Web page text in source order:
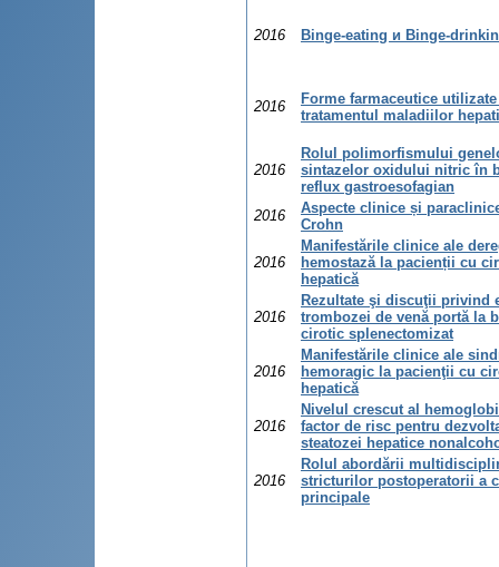
2016 Binge-eating и Binge-
2016
Forme farmaceutice
tratamentul maladiilor
2016
Rolul polimorfismului
sintazelor oxidului nitric în
reflux gastroesofagian
2016
Aspecte clinice și
Crohn
2016
Manifestările clinice ale
hemostază la pacienții cu
hepatică
2016
Rezultate şi discuţii privind
trombozei de venă portă la
cirotic splenectomizat
2016
Manifestările clinice ale
hemoragic la pacienţii cu
hepatică
2016
Nivelul crescut al
factor de risc pentru
steatozei hepatice
2016
Rolul abordării
stricturilor postoperatorii a
principale